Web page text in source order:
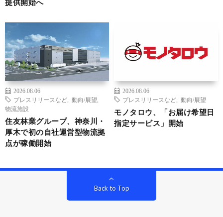
提供開始へ
2026.08.06
プレスリリースなど
動向/展望
物流施設
住友林業グループ、神奈川・
厚木で初の自社運営型物流拠
点が稼働開始
2026.08.06
プレスリリースなど
動向/展望
モノタロウ、「お届け希望日
指定サービス」開始
Back to Top